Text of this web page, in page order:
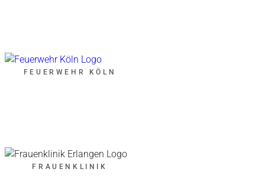
FEUERWEHR KÖLN
FRAUENKLINIK